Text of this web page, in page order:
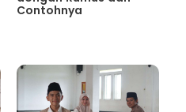
Contohnya